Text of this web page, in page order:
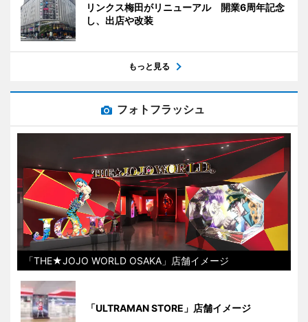
リンクス梅田がリニューアル 開業6周年記念
し、出店や改装
もっと見る
フォトフラッシュ
「THE★JOJO WORLD OSAKA」店舗イメージ
「ULTRAMAN STORE」店舗イメージ